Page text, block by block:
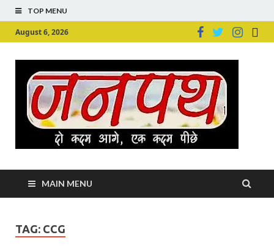
TOP MENU
August 6, 2026
MAIN MENU
TAG: CCG